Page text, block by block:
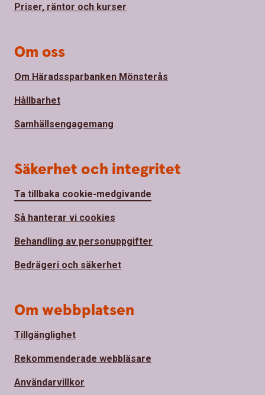
Priser, räntor och kurser
Om oss
Om Häradssparbanken Mönsterås
Hållbarhet
Samhällsengagemang
Säkerhet och integritet
Ta tillbaka cookie-medgivande
Så hanterar vi cookies
Behandling av personuppgifter
Bedrägeri och säkerhet
Om webbplatsen
Tillgänglighet
Rekommenderade webbläsare
Användarvillkor